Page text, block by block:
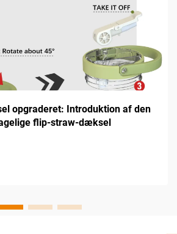
opgraderet: Introduktion af den
flip-straw-dæksel